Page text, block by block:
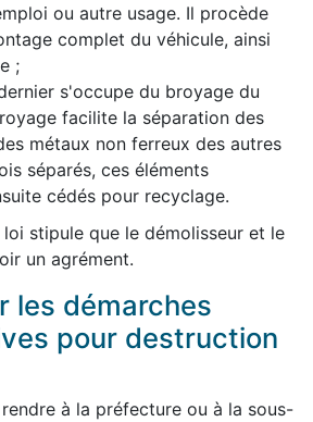
ou autre usage. Il procède
complet du véhicule, ainsi
;
s'occupe du broyage du
facilite la séparation des
métaux non ferreux des autres
séparés, ces éléments
cédés pour recyclage.
stipule que le démolisseur et le
un agrément.
les démarches
pour destruction
à la préfecture ou à la sous-